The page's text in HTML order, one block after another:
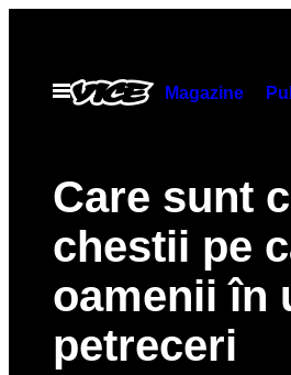
contentOpen
Menu
Magazine
Care sunt
chestii pe
oamenii în
petreceri